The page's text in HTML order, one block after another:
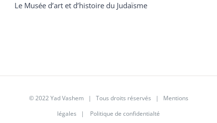
Le Musée d’art et d’histoire du Judaïsme
© 2022 Yad Vashem | Tous droits réservés | Mentions
légales | Politique de confidentialté